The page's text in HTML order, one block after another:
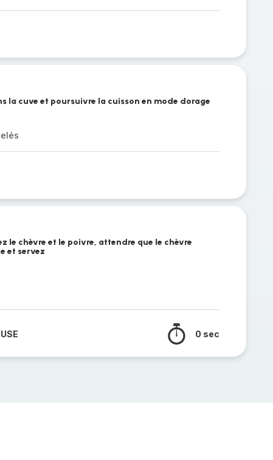
la cuve et poursuivre la cuisson en mode dorage
le chèvre et le poivre, attendre que le chèvre
et servez
0 sec